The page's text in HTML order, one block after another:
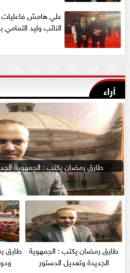
علي هامش فاعليات
النائب وليد التمامي
أراء
طارق رمضان يكتب : الجمهوية
طارق رمضان يكتب : الجمهوية
الجديدة وتعديل الدستور
طارق